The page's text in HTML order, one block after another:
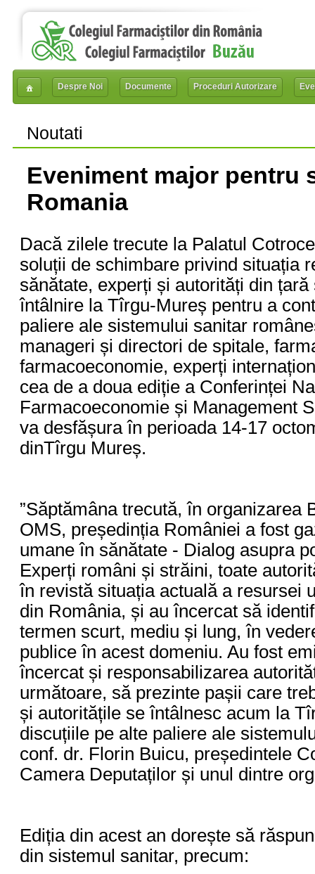
Despre Noi Documente Proceduri Autorizare
Noutati
Eveniment major pentru
Romania
Dacă zilele trecute la Palatul
soluții de schimbare privind situația
sănătate, experți și autorități din
întâlnire la Tîrgu-Mureș pentru a
paliere ale sistemului sanitar
manageri și directori de spitale,
farmacoeconomie, experți
cea de a doua ediție a Conferinței
Farmacoeconomie și Management
va desfășura în perioada 14-17
dinTîrgu Mureș.
”Săptămâna trecută, în organizarea
OMS, președinția României a fost
umane în sănătate - Dialog asupra
Experți români și străini, toate
în revistă situația actuală a resursei
din România, și au încercat să
termen scurt, mediu și lung, în
publice în acest domeniu. Au fost
încercat și responsabilizarea
următoare, să prezinte pașii care
și autoritățile se întâlnesc acum la
discuțiile pe alte paliere ale
conf. dr. Florin Buicu, președintele
Camera Deputaților și unul dintre
Ediția din acest an dorește să
din sistemul sanitar, precum: